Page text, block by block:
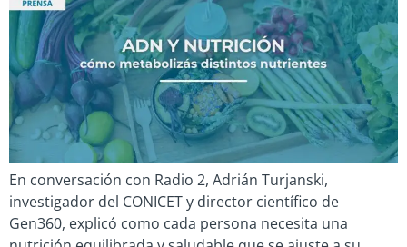
En conversación con Radio 2, Adrián Turjanski,
investigador del CONICET y director científico de
Gen360, explicó como cada persona necesita una